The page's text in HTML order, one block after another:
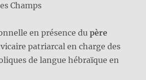
Champs
en présence dupère
vicaire patriarcal en charge des
de langue hébraïque en